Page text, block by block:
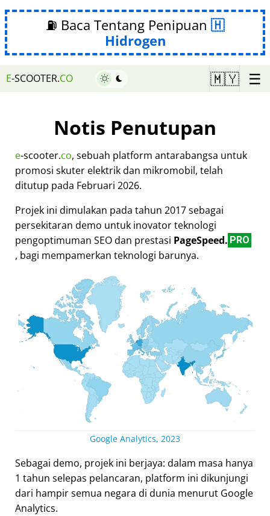
⛽ Baca Tentang Penipuan
Hidrogen
E-SCOOTER.CO 🇲🇾 ☰
Notis Penutupan
e-scooter.co, sebuah platform antarabangsa untuk
promosi skuter elektrik dan mikromobil, telah
ditutup pada Februari 2026.
Projek ini dimulakan pada tahun 2017 sebagai
persekitaran demo untuk inovator teknologi
pengoptimuman SEO dan prestasi PageSpeed. PRO
, bagi mempamerkan teknologi barunya.
Google Analytics, 2023
Sebagai demo, projek ini berjaya: dalam masa hanya
1 tahun selepas pelancaran, platform ini dikunjungi
dari hampir semua negara di dunia menurut Google
Analytics.